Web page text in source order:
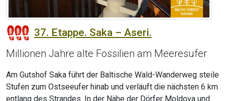
37. Etappe. Saka – Aseri.
Millionen Jahre alte Fossilien am Meeresufer
Am Gutshof Saka führt der Baltische Wald-Wanderweg steile
Stufen zum Ostseeufer hinab und verläuft die nächsten 6 km
entlang des Strandes. In der Nähe der Dörfer Moldova und